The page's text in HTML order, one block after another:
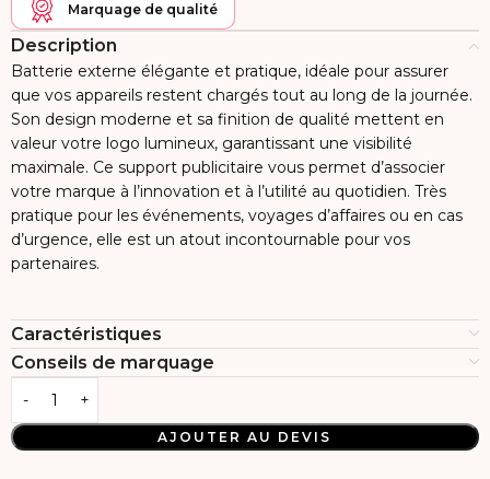
Marquage de qualité
Description
Batterie externe élégante et pratique, idéale pour assurer
que vos appareils restent chargés tout au long de la journée.
Son design moderne et sa finition de qualité mettent en
valeur votre logo lumineux, garantissant une visibilité
maximale. Ce support publicitaire vous permet d’associer
votre marque à l’innovation et à l’utilité au quotidien. Très
pratique pour les événements, voyages d’affaires ou en cas
d’urgence, elle est un atout incontournable pour vos
partenaires.
Caractéristiques
Conseils de marquage
AJOUTER AU DEVIS